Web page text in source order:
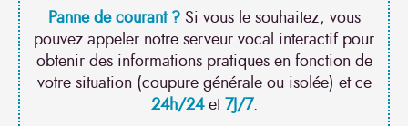
Panne de courant ?Si vous le souhaitez, vous
pouvez appeler notre serveur vocal interactif pour
obtenir des informations pratiques en fonction de
votre situation (coupure générale ou isolée) et ce
24h/24et7J/7.